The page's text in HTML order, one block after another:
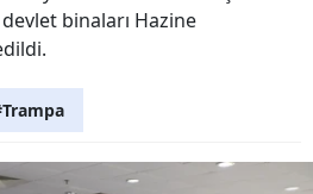
binaları Hazine